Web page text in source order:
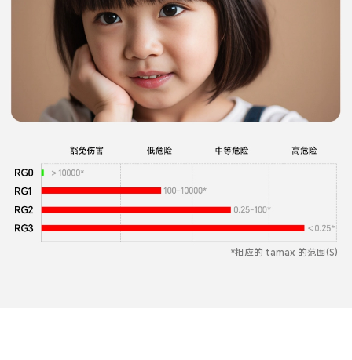
*相应的 tamax 的范围(S)